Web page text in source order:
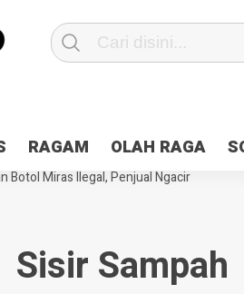
RAGAM OLAH RAGA
Kota Jayapura
Pesan Sejuk Polri di
Hibah Pilkada Jayapura Cair 10
Botol Miras Ilegal, Penjual Ngacir
Sisir Sampah